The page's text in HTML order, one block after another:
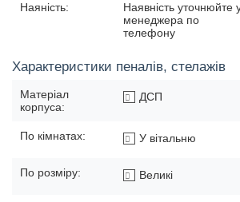
Наяність:
Наявність уточнюйте
менеджера по
телефону
Характеристики пеналів, стелажів
Матеріал
корпуса:
ДСП
По кімнатах: У вітальню
По розміру: Великі